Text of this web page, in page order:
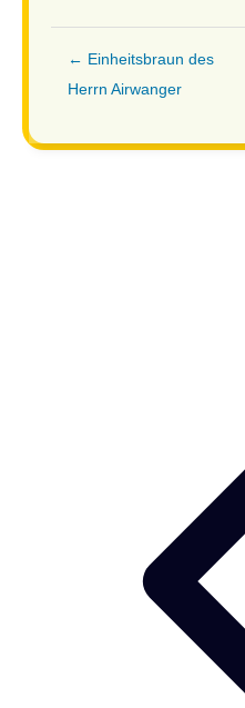
← Einheitsbraun des
Herrn Airwanger